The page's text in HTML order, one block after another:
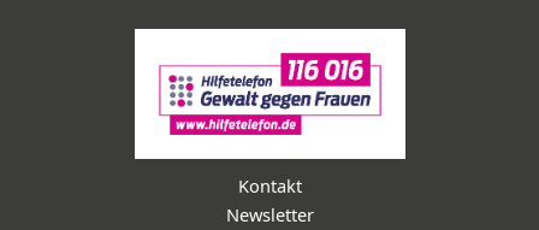
Kontakt
Newsletter